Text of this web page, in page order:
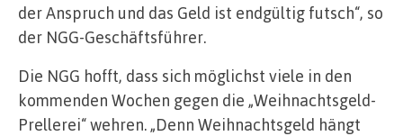
der Anspruch und das Geld ist endgültig futsch“, so
der NGG-Geschäftsführer.
Die NGG hofft, dass sich möglichst viele in den
kommenden Wochen gegen die „Weihnachtsgeld-
Prellerei“ wehren. „Denn Weihnachtsgeld hängt